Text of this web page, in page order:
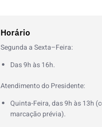
Horário
Segunda a Sexta–Feira:
Das 9h às 16h.
Atendimento do Presidente:
Quinta-Feira, das 9h às 13h
marcação prévia).